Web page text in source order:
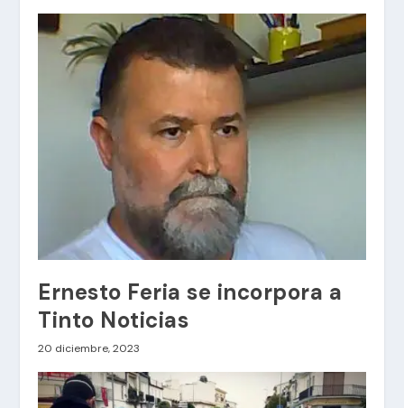
Ernesto Feria se incorpora a
Tinto Noticias
20 diciembre, 2023